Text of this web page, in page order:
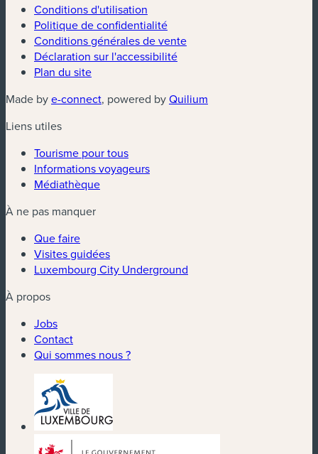
Conditions d'utilisation
Politique de confidentialité
Conditions générales de vente
Déclaration sur l'accessibilité
Plan du site
Made bye-connect(nouvelle fenêtre)
, powered byQuilium
Liens utiles
Tourisme pour tous
Informations voyageurs
Médiathèque
À ne pas manquer
Que faire
Visites guidées
Luxembourg City Underground
À propos
Jobs
Contact
Qui sommes nous ?